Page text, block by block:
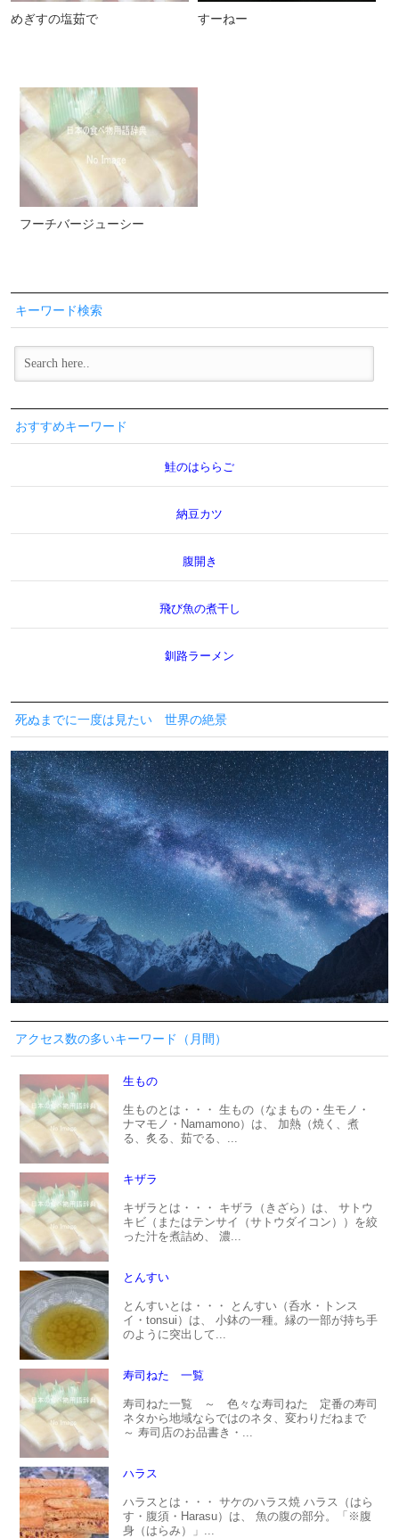
めぎすの塩茹で すーねー
フーチバージューシー
キーワード検索
おすすめキーワード
鮭のはららご
納豆カツ
腹開き
飛び魚の煮干し
釧路ラーメン
死ぬまでに一度は見たい 世界の絶景
アクセス数の多いキーワード（月間）
生もの
生ものとは・・・ 生もの（なまもの・生モノ・
ナマモノ・Namamono）は、 加熱（焼く、煮
る、炙る、茹でる、...
キザラ
キザラとは・・・ キザラ（きざら）は、 サトウ
キビ（またはテンサイ（サトウダイコン））を絞
った汁を煮詰め、 濃...
とんすい
とんすいとは・・・ とんすい（呑水・トンス
イ・tonsui）は、 小鉢の一種。縁の一部が持ち手
のように突出して...
寿司ねた 一覧
寿司ねた一覧 ～ 色々な寿司ねた 定番の寿司
ネタから地域ならではのネタ、変わりだねまで
～ 寿司店のお品書き・...
ハラス
ハラスとは・・・ サケのハラス焼 ハラス（はら
す・腹須・Harasu）は、 魚の腹の部分。「※腹
身（はらみ）」...